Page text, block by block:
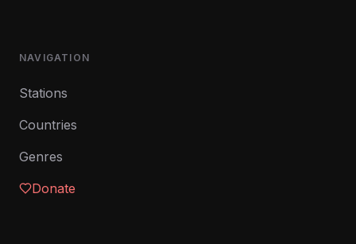
NAVIGATION
Stations
Countries
Genres
Donate